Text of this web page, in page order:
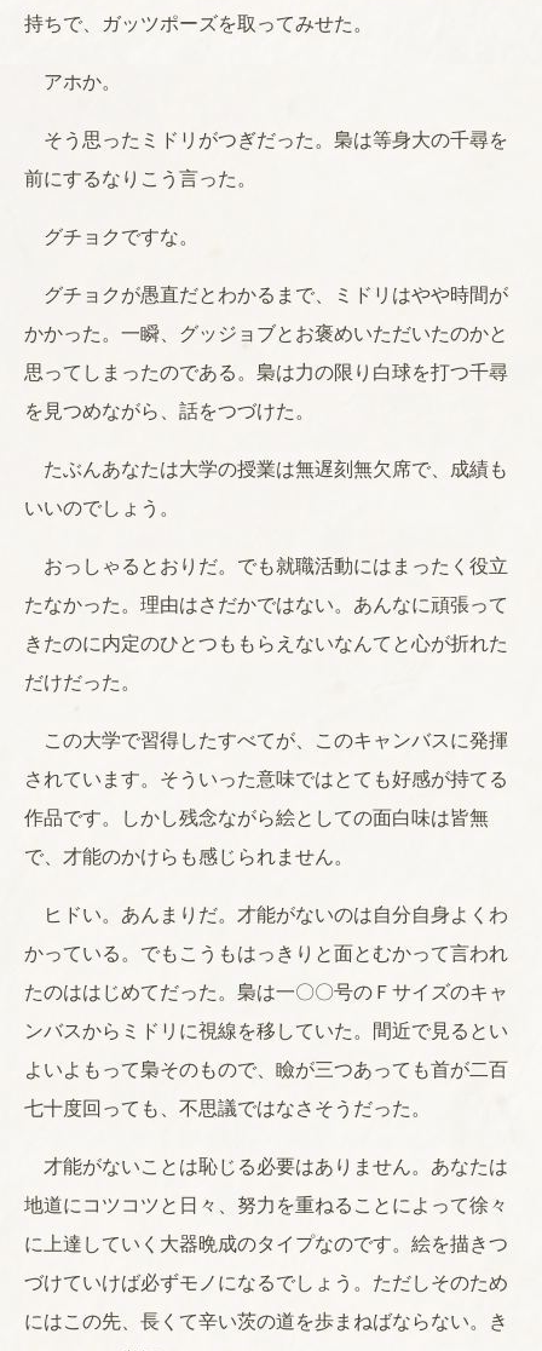
持ちで、ガッツポーズを取ってみせた。
アホか。
そう思ったミドリがつぎだった。梟は等身大の千尋を
前にするなりこう言った。
グチョクですな。
グチョクが愚直だとわかるまで、ミドリはやや時間が
かかった。一瞬、グッジョブとお褒めいただいたのかと
思ってしまったのである。梟は力の限り白球を打つ千尋
を見つめながら、話をつづけた。
たぶんあなたは大学の授業は無遅刻無欠席で、成績も
いいのでしょう。
おっしゃるとおりだ。でも就職活動にはまったく役立
たなかった。理由はさだかではない。あんなに頑張って
きたのに内定のひとつももらえないなんてと心が折れた
だけだった。
この大学で習得したすべてが、このキャンバスに発揮
されています。そういった意味ではとても好感が持てる
作品です。しかし残念ながら絵としての面白味は皆無
で、才能のかけらも感じられません。
ヒドい。あんまりだ。才能がないのは自分自身よくわ
かっている。でもこうもはっきりと面とむかって言われ
たのははじめてだった。梟は一〇〇号のＦサイズのキャ
ンバスからミドリに視線を移していた。間近で見るとい
よいよもって梟そのもので、瞼が三つあっても首が二百
七十度回っても、不思議ではなさそうだった。
才能がないことは恥じる必要はありません。あなたは
地道にコツコツと日々、努力を重ねることによって徐々
に上達していく大器晩成のタイプなのです。絵を描きつ
づけていけば必ずモノになるでしょう。ただしそのため
にはこの先、長くて辛い茨の道を歩まねばならない。き